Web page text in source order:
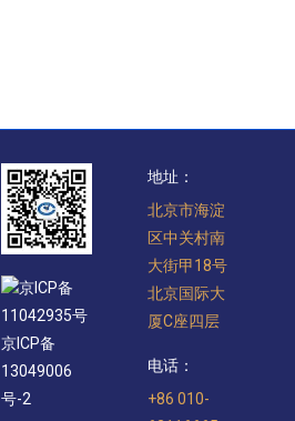
京ICP备
11042935号
京ICP备
13049006
号-2
地址：
北京市海淀
区中关村南
大街甲18号
北京国际大
厦C座四层
电话：
+86 010-